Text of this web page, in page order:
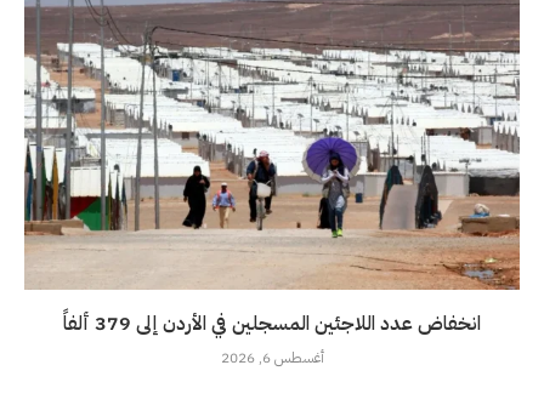
انخفاض عدد اللاجئين المسجلين في الأردن إلى 379 ألفاً
أغسطس 6, 2026